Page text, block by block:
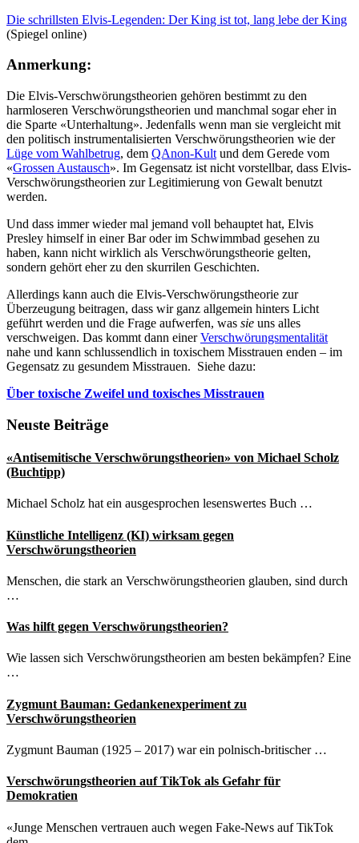
Die schrillsten Elvis-Legenden: Der King ist tot, lang lebe der King
(Spiegel online)
Anmerkung:
Die Elvis-Verschwörungstheorien gehören bestimmt zu den
harmloseren Verschwörungstheorien und manchmal sogar eher in
die Sparte «Unterhaltung». Jedenfalls wenn man sie vergleicht mit
den politisch instrumentalisierten Verschwörungstheorien wie der
Lüge vom Wahlbetrug, dem QAnon-Kult und dem Gerede vom
«Grossen Austausch». Im Gegensatz ist nicht vorstellbar, dass Elvis-
Verschwörungstheorien zur Legitimierung von Gewalt benutzt
werden.
Und dass immer wieder mal jemand voll behauptet hat, Elvis
Presley himself in einer Bar oder im Schwimmbad gesehen zu
haben, kann nicht wirklich als Verschwörungstheorie gelten,
sondern gehört eher zu den skurrilen Geschichten.
Allerdings kann auch die Elvis-Verschwörungstheorie zur
Überzeugung beitragen, dass wir ganz allgemein hinters Licht
geführt werden und die Frage aufwerfen, was sie uns alles
verschweigen. Das kommt dann einerVerschwörungsmentalität
nahe und kann schlussendlich in toxischem Misstrauen enden – im
Gegensatz zu gesundem Misstrauen. Siehe dazu:
Über toxische Zweifel und toxisches Misstrauen
Seitenspalte
Neuste Beiträge
«Antisemitische Verschwörungstheorien» von Michael Scholz
(Buchtipp)
Michael Scholz hat ein ausgesprochen lesenswertes Buch …
Künstliche Intelligenz (KI) wirksam gegen
Verschwörungstheorien
Menschen, die stark an Verschwörungstheorien glauben, sind durch
…
Was hilft gegen Verschwörungstheorien?
Wie lassen sich Verschwörungstheorien am besten bekämpfen? Eine
…
Zygmunt Bauman: Gedankenexperiment zu
Verschwörungstheorien
Zygmunt Bauman (1925 – 2017) war ein polnisch-britischer …
Verschwörungstheorien auf TikTok als Gefahr für
Demokratien
«Junge Menschen vertrauen auch wegen Fake-News auf TikTok